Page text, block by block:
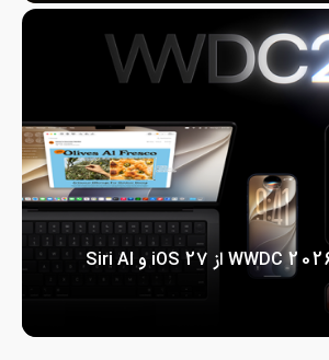
اپل در کنفراس WWDC 2026 از iOS 27 و Siri AI